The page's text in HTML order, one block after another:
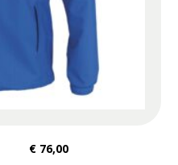
€ 76,00